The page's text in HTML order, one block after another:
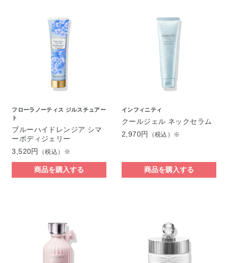
フローラノーティス ジルスチュアー
ト
ブルーハイドレンジア シマ
ーボディジェリー
3,520円
（税込）※
商品を購入する
インフィニティ
クールジェル ネックセラム
2,970円
（税込）※
商品を購入する